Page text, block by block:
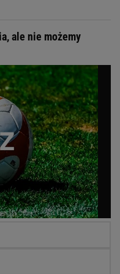
ale nie możemy